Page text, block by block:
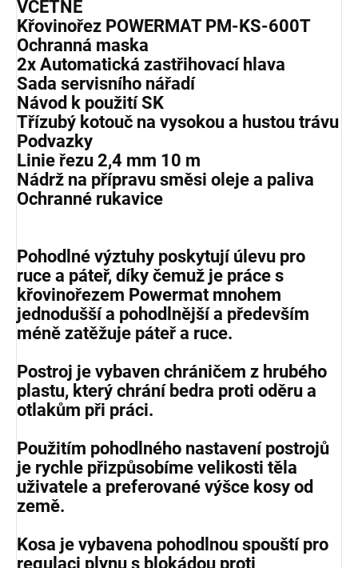
VČETNĚ
Křovinořez POWERMAT PM-KS-600T
Ochranná maska
2x Automatická zastřihovací hlava
Sada servisního nářadí
Návod k použití SK
Třízubý kotouč na vysokou a hustou trávu
Podvazky
Linie řezu 2,4 mm 10 m
Nádrž na přípravu směsi oleje a paliva
Ochranné rukavice
Pohodlné výztuhy poskytují úlevu pro
ruce a páteř, díky čemuž je práce s
křovinořezem Powermat mnohem
jednodušší a pohodlnější a především
méně zatěžuje páteř a ruce.
Postroj je vybaven chráničem z hrubého
plastu, který chrání bedra proti oděru a
otlakům při práci.
Použitím pohodlného nastavení postrojů
je rychle přizpůsobíme velikosti těla
uživatele a preferované výšce kosy od
země.
Kosa je vybavena pohodlnou spouští pro
regulaci plynu s blokádou proti